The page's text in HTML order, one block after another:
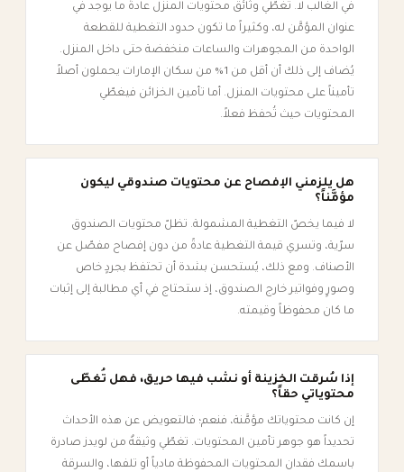
في الغالب لا. تغطّي وثائق محتويات المنزل عادةً ما يوجد في
عنوان المؤمَّن له، وكثيراً ما تكون حدود التغطية للقطعة
الواحدة من المجوهرات والساعات منخفضة حتى داخل المنزل.
يُضاف إلى ذلك أن أقل من 1% من سكان الإمارات يحملون أصلاً
تأميناً على محتويات المنزل. أما تأمين الخزائن فيغطّي
المحتويات حيث تُحفظ فعلاً.
هل يلزمني الإفصاح عن محتويات صندوقي ليكون
مؤمَّناً؟
لا فيما يخصّ التغطية المشمولة. تظلّ محتويات الصندوق
سرّية، وتسري قيمة التغطية عادةً من دون إفصاح مفصّل عن
الأصناف. ومع ذلك، يُستحسن بشدة أن تحتفظ بجردٍ خاص
وصورٍ وفواتير خارج الصندوق، إذ ستحتاج في أي مطالبة إلى إثبات
ما كان محفوظاً وقيمته.
إذا سُرقت الخزينة أو نشب فيها حريق، فهل تُغطّى
محتوياتي حقاً؟
إن كانت محتوياتك مؤمَّنة، فنعم؛ فالتعويض عن هذه الأحداث
تحديداً هو جوهر تأمين المحتويات. تغطّي وثيقةٌ من لويدز صادرة
باسمك فقدان المحتويات المحفوظة مادياً أو تلفها، والسرقة